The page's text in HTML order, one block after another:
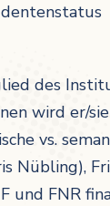
des
wird er/
vs.
Nübling),
und FNR